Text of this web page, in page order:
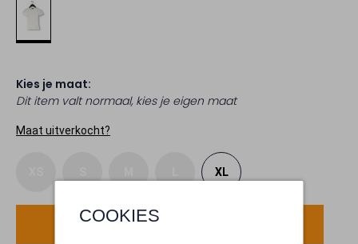
COOKIES
Kies je maat:
Dit item valt normaal, kies je eigen maat
Maat uitverkocht?
XL
Voeg toe